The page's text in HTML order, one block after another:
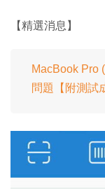
【精選消息】
MacBook Pro
問題【附測試